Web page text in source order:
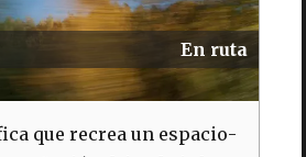
En ruta
que recrea un espacio-